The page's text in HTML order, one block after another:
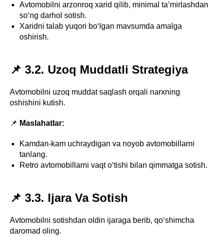
Avtomobilni arzonroq xarid qilib, minimal ta’mirlashdan
so‘ng darhol sotish.
Xaridni talab yuqori bo‘lgan mavsumda amalga
oshirish.
📌 3.2. Uzoq Muddatli Strategiya
Avtomobilni uzoq muddat saqlash orqali narxning
oshishini kutish.
📌 Maslahatlar:
Kamdan-kam uchraydigan va noyob avtomobillarni
tanlang.
Retro avtomobillarni vaqt o‘tishi bilan qimmatga sotish.
📌 3.3. Ijara Va Sotish
Avtomobilni sotishdan oldin ijaraga berib, qo‘shimcha
daromad oling.